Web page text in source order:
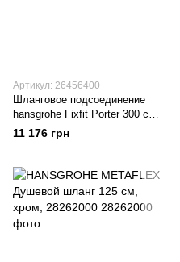
Артикул: 26456400
Шланговое подсоединение
hansgrohe Fixfit Porter 300 с
держателем для душа
26456400
11 176 грн